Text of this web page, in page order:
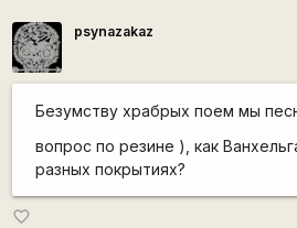
psynazakaz
Безумству храбрых поем мы
вопрос по резине ), как
разных покрытиях?
favorite_border